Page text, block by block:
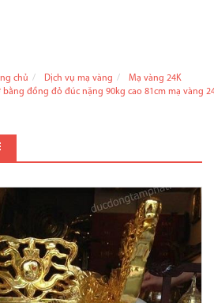
chủ Dịch vụ mạ vàng
Mạ vàng 24K
bằng đồng đỏ đúc nặng 90kg cao 81cm mạ vàng